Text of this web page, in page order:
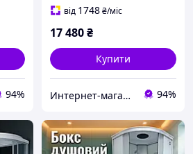
94%
від 1748₴/міс
17 480₴
Купити
Интернет-магазин Строй Дом 94%